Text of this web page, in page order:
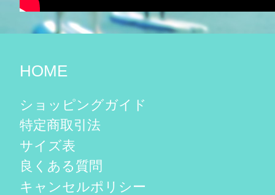
HOME
ショッピングガイド
特定商取引法
サイズ表
良くある質問
キャンセルポリシー